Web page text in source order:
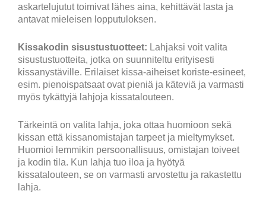
askartelujutut toimivat lähes aina, kehittävät lasta ja
antavat mieleisen lopputuloksen.
Kissakodin sisustustuotteet: Lahjaksi voit valita
sisustustuotteita, jotka on suunniteltu erityisesti
kissanystäville. Erilaiset kissa-aiheiset koriste-esineet,
esim. pienoispatsaat ovat pieniä ja käteviä ja varmasti
myös tykättyjä lahjoja kissatalouteen.
Tärkeintä on valita lahja, joka ottaa huomioon sekä
kissan että kissanomistajan tarpeet ja mieltymykset.
Huomioi lemmikin persoonallisuus, omistajan toiveet
ja kodin tila. Kun lahja tuo iloa ja hyötyä
kissatalouteen, se on varmasti arvostettu ja rakastettu
lahja.